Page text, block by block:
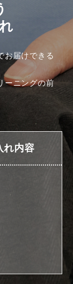
お届けできる
ーニングの前
れ内容